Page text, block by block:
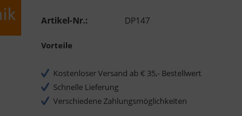
Artikel-Nr.: DP147
Vorteile
Kostenloser Versand ab € 35,- Bestellwert
Schnelle Lieferung
Verschiedene Zahlungsmöglichkeiten